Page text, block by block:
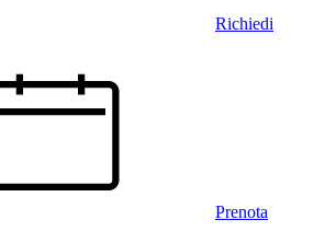
Richiedi
Prenota